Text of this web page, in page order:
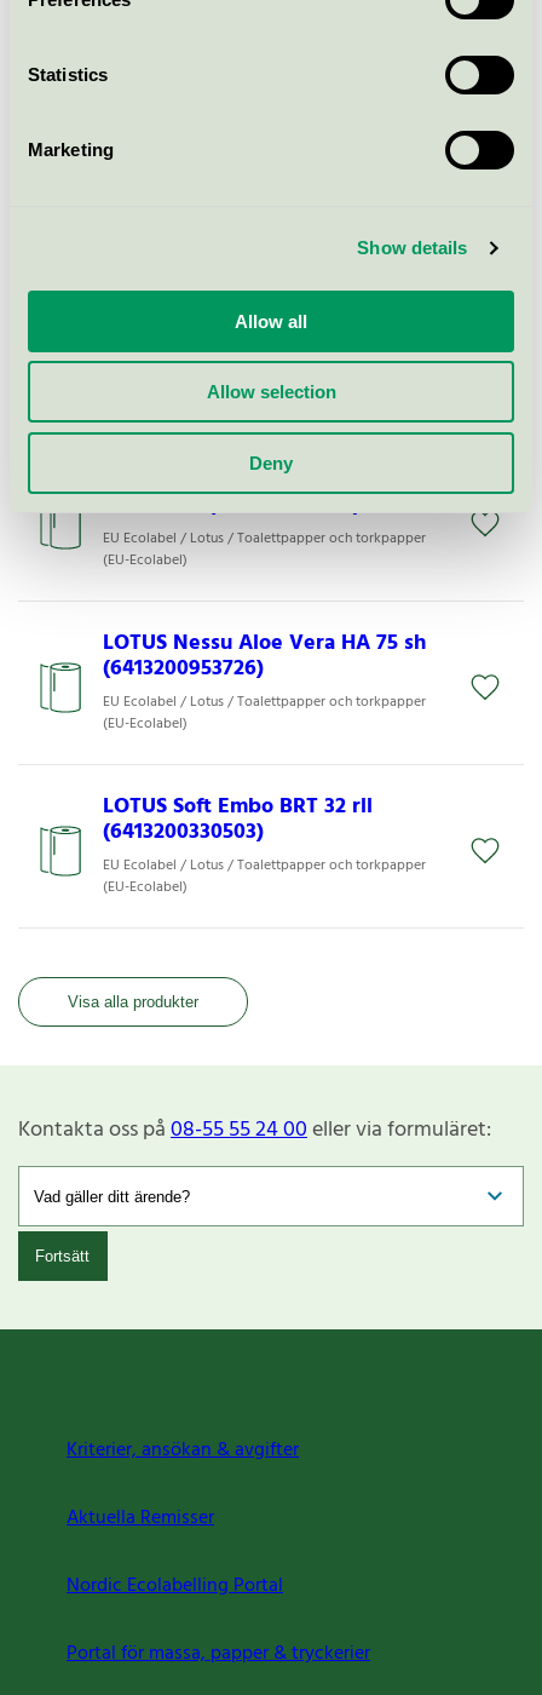
Statistics
Marketing
Show details
Allow all
Allow selection
Deny
LOTUS Emilia White HHT 16 rll
EU Ecolabel / Lotus / Toalettpapper och torkpapper
Lotus Comfort BRT 60/16p
(101557)
Svanen / Lotus / Toalettpapper
LOTUS Emilia White HHT 1/2
sheet 4 rll (7310361137622)
EU Ecolabel / Lotus / Toalettpapper och torkpapper
(EU-Ecolabel)
LOTUS Nessu Aloe Vera HA 75 sh
(6413200953726)
EU Ecolabel / Lotus / Toalettpapper och torkpapper
(EU-Ecolabel)
LOTUS Soft Embo BRT 32 rll
(6413200330503)
EU Ecolabel / Lotus / Toalettpapper och torkpapper
(EU-Ecolabel)
Visa alla produkter
Kontakta oss på08-55 55 24 00eller via formuläret:
Fortsätt
Kriterier, ansökan & avgifter
Aktuella Remisser
Nordic Ecolabelling Portal
Portal för massa, papper & tryckerier